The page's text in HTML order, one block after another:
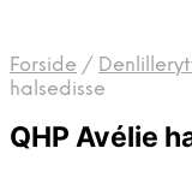
Forside /
halsedisse
QHP Avélie